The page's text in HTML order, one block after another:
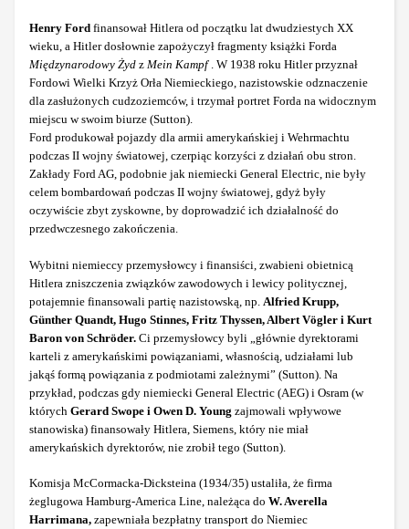
Henry Ford finansował Hitlera od początku lat dwudziestych XX
wieku, a Hitler dosłownie zapożyczył fragmenty książki Forda
Międzynarodowy Żyd z Mein Kampf. W 1938 roku Hitler przyznał
Fordowi Wielki Krzyż Orła Niemieckiego, nazistowskie odznaczenie
dla zasłużonych cudzoziemców, i trzymał portret Forda na widocznym
miejscu w swoim biurze (Sutton).
Ford produkował pojazdy dla armii amerykańskiej i Wehrmachtu
podczas II wojny światowej, czerpiąc korzyści z działań obu stron.
Zakłady Ford AG, podobnie jak niemiecki General Electric, nie były
celem bombardowań podczas II wojny światowej, gdyż były
oczywiście zbyt zyskowne, by doprowadzić ich działalność do
przedwczesnego zakończenia.
Wybitni niemieccy przemysłowcy i finansiści, zwabieni obietnicą
Hitlera zniszczenia związków zawodowych i lewicy politycznej,
potajemnie finansowali partię nazistowską, np. Alfried Krupp,
Günther Quandt, Hugo Stinnes, Fritz Thyssen, Albert Vögler i Kurt
Baron von Schröder. Ci przemysłowcy byli „głównie dyrektorami
karteli z amerykańskimi powiązaniami, własnością, udziałami lub
jakąś formą powiązania z podmiotami zależnymi” (Sutton). Na
przykład, podczas gdy niemiecki General Electric (AEG) i Osram (w
których Gerard Swope i Owen D. Young zajmowali wpływowe
stanowiska) finansowały Hitlera, Siemens, który nie miał
amerykańskich dyrektorów, nie zrobił tego (Sutton).
Komisja McCormacka-Dicksteina (1934/35) ustaliła, że firma
żeglugowa Hamburg-America Line, należąca do W. Averella
Harrimana, zapewniała bezpłatny transport do Niemiec